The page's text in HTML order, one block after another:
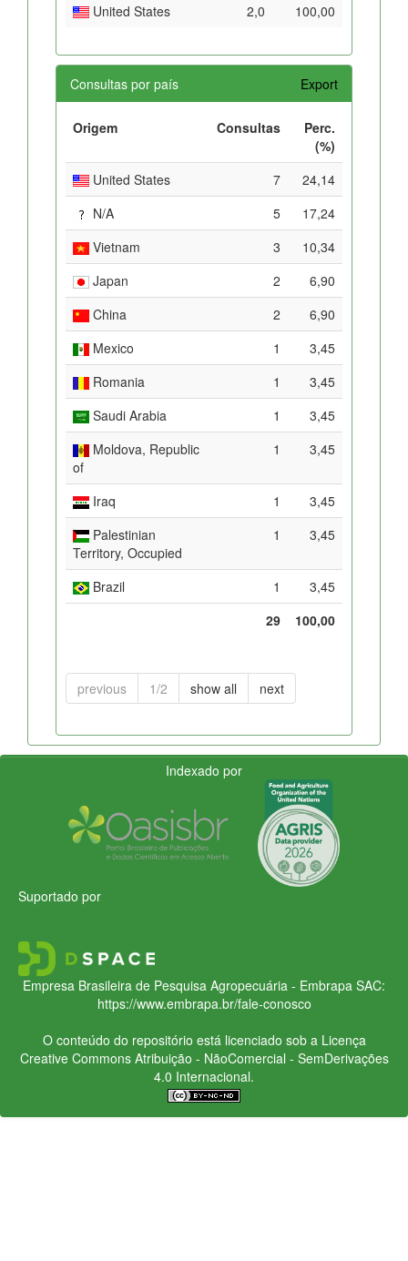
United States
2,0 100,00
Consultas por país Export
Origem Consultas
Perc.
(%)
United States
7
24,14
N/A
5
17,24
Vietnam
3
10,34
Japan
2
6,90
China
2
6,90
Mexico
1
3,45
Romania
1
3,45
Saudi Arabia
1
3,45
Moldova, Republic
of
1 3,45
Iraq 1
3,45
Palestinian
Territory, Occupied
1 3,45
Brazil 1
3,45
29
100,00
previous 1/2 show all next
Indexado por
Suportado por
Empresa Brasileira de Pesquisa Agropecuária - Embrapa SAC:
https://www.embrapa.br/fale-conosco
O conteúdo do repositório está licenciado sob a Licença
Creative CommonsAtribuição - NãoComercial - SemDerivações
4.0 Internacional.